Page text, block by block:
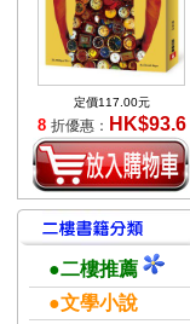
定價117.00元
8 折優惠： HK$93.6
●二樓推薦
●文學小說